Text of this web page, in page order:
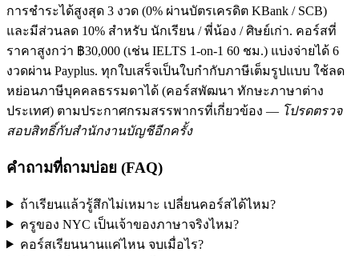
การชำระได้สูงสุด 3 งวด (0% ผ่านบัตรเครดิต KBank / SCB)
และมีส่วนลด 10% สำหรับ นักเรียน / พี่น้อง / ศิษย์เก่า. คอร์สที่
ราคาสูงกว่า ฿30,000 (เช่น IELTS 1-on-1 60 ชม.) แบ่งจ่ายได้ 6
งวดผ่าน Payplus. ทุกใบเสร็จเป็นใบกำกับภาษีเต็มรูปแบบ ใช้ลด
หย่อนภาษีบุคคลธรรมดาได้ (คอร์สพัฒนา ทักษะภาษาต่าง
ประเทศ) ตามประกาศกรมสรรพากรที่เกี่ยวข้อง — โปรดตรวจ
สอบสิทธิ์กับสำนักงานบัญชีอีกครั้ง
คำถามที่ถามบ่อย (FAQ)
ถ้าเรียนแล้วรู้สึกไม่เหมาะ เปลี่ยนคอร์สได้ไหม?
ครูของ NYC เป็นเจ้าของภาษาจริงไหม?
คอร์สเรียนนานแค่ไหน จบเมื่อไร?